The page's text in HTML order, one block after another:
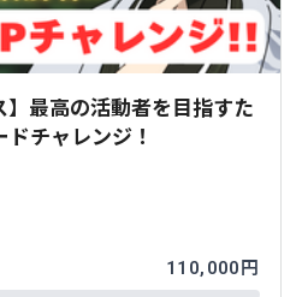
】最高の活動者を目指すた
チャレンジ！
110,000円